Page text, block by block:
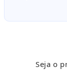
Seja o